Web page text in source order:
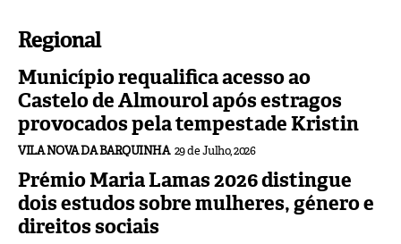
Regional
Município requalifica acesso ao
Castelo de Almourol após estragos
provocados pela tempestade Kristin
VILA NOVA DA BARQUINHA 29 de Julho, 2026
Prémio Maria Lamas 2026 distingue
dois estudos sobre mulheres, género e
direitos sociais